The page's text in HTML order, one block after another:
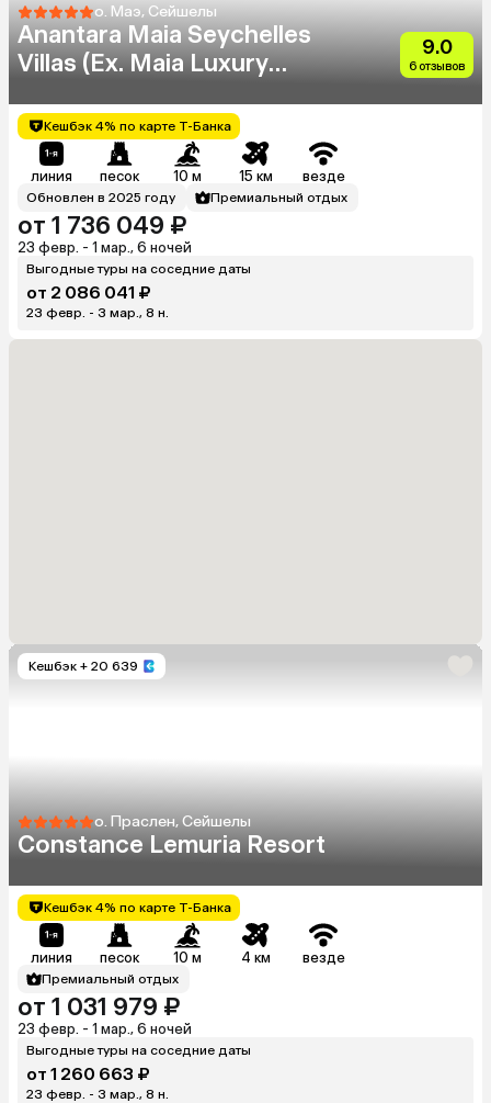
о. Маэ, Сейшелы
Anantara Maia Seychelles
Villas (Ex. Maia Luxury
9.0
6 отзывов
Кешбэк 4% по карте Т-Банка
линия песок 10 м 15 км везде
Обновлен в 2025 году Премиальный отдых
от 1 736 049 ₽
23 февр. - 1 мар., 6 ночей
Выгодные туры на соседние даты
от 2 086 041 ₽
23 февр. - 3 мар., 8 н.
Кешбэк + 20 639
о. Праслен, Сейшелы
Constance Lemuria Resort
Кешбэк 4% по карте Т-Банка
линия песок 10 м 4 км везде
Премиальный отдых
от 1 031 979 ₽
23 февр. - 1 мар., 6 ночей
Выгодные туры на соседние даты
от 1 260 663 ₽
23 февр. - 3 мар., 8 н.